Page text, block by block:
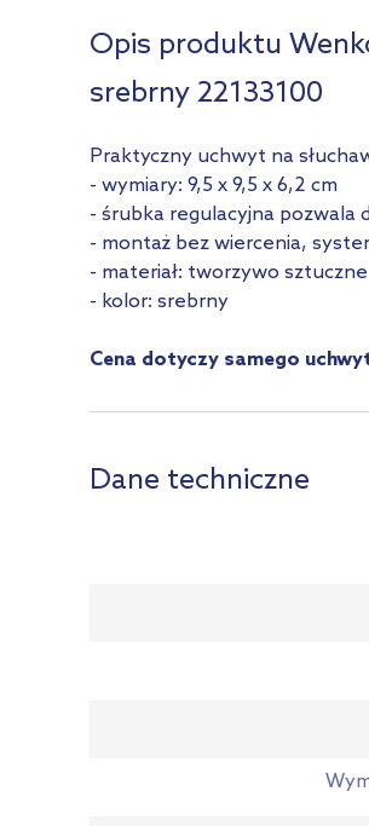
Opis produktu
srebrny 22133100
Praktyczny uchwyt na
- wymiary: 9,5 x 9,5 x 6,2 cm
- śrubka regulacyjna pozwala
- montaż bez wiercenia,
- materiał: tworzywo sztuczne
- kolor: srebrny
Cena dotyczy samego
Dane techniczne